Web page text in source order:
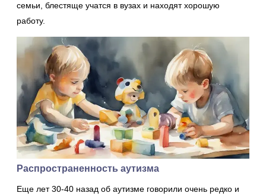
семьи, блестяще учатся в вузах и находят хорошую
работу.
Распространенность аутизма
Еще лет 30-40 назад об аутизме говорили очень редко и